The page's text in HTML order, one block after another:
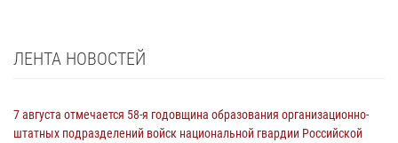
ЛЕНТА НОВОСТЕЙ
7 августа отмечается 58-я годовщина образования организационно-
штатных подразделений войск национальной гвардии Российской